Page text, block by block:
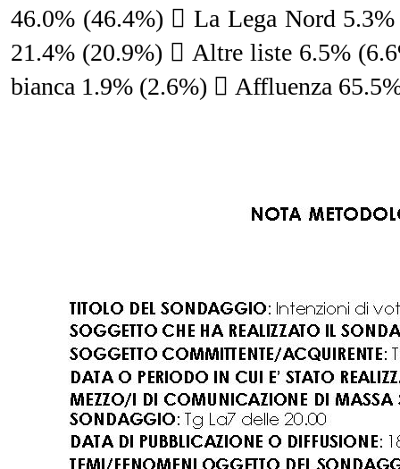
46.0% (46.4%)  La Lega Nord
21.4% (20.9%)  Altre liste 6.5%
bianca 1.9% (2.6%)  Affluenza